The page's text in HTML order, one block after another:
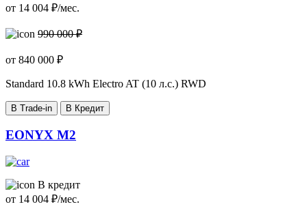
от 14 004 ₽/мес.
990 000 ₽
от 840 000 ₽
Standard 10.8 kWh Electro AT (10 л.с.) RWD
В Trade-in В Кредит
EONYX M2
В кредит
от 14 004 ₽/мес.